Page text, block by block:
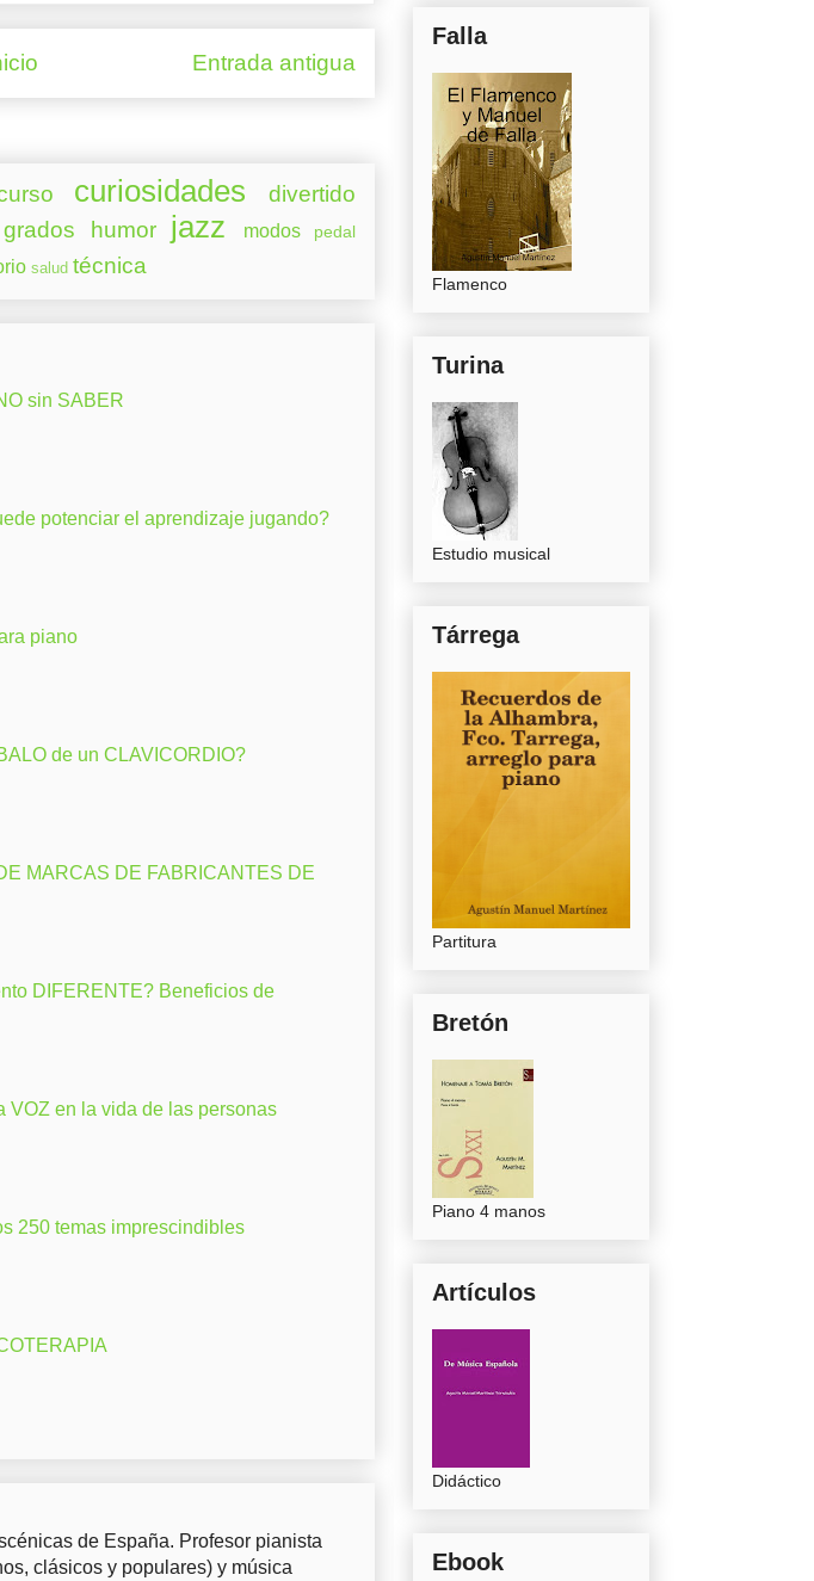
Entrada antigua
curiosidades divertido
grados humor jazz modos pedal
salud técnica
sin SABER
potenciar el aprendizaje jugando?
piano
de un CLAVICORDIO?
MARCAS DE FABRICANTES DE
DIFERENTE? Beneficios de
VOZ en la vida de las personas
250 temas imprescindibles
de España. Profesor pianista
clásicos y populares) y música
Falla
Flamenco
Turina
Estudio musical
Tárrega
Partitura
Bretón
Piano 4 manos
Artículos
Didáctico
Ebook